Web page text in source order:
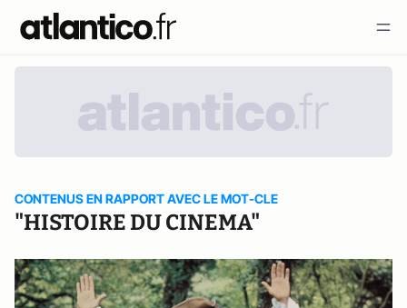
CONTENUS EN RAPPORT AVEC LE MOT-CLE
"HISTOIRE DU CINEMA"